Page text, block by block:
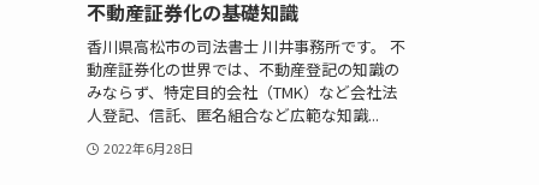
不動産証券化の基礎知識
香川県高松市の司法書士 川井事務所です。 不
動産証券化の世界では、不動産登記の知識の
みならず、特定目的会社（TMK）など会社法
人登記、信託、匿名組合など広範な知識...
2022年6月28日